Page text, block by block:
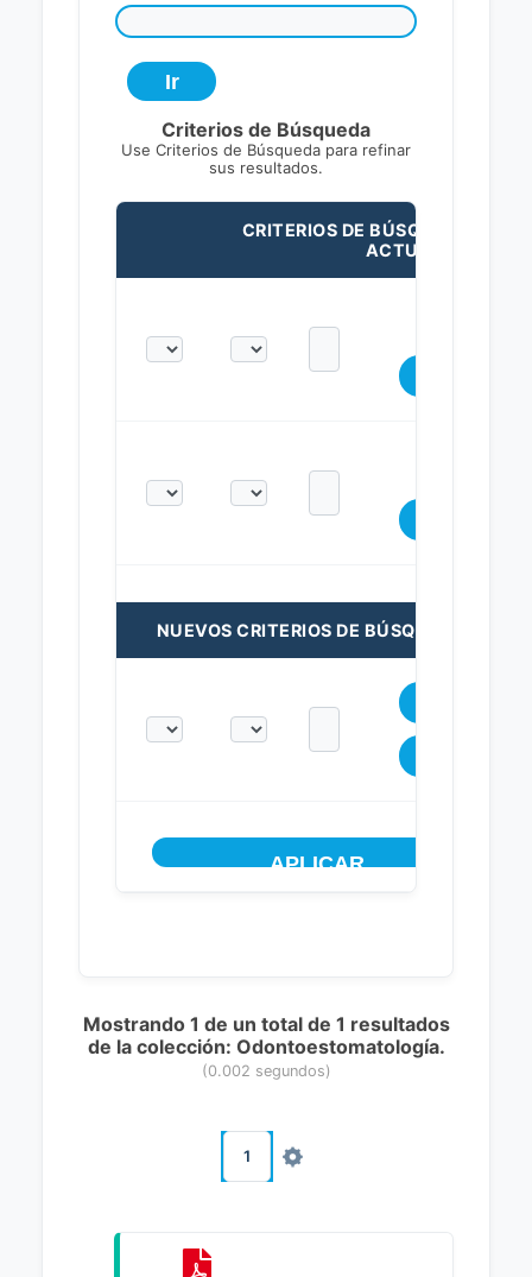
Criterios de Búsqueda
Use Criterios de Búsqueda para refinar
sus resultados.
CRITERIOS DE BÚSQUEDA
ACTUALES:
NUEVOS CRITERIOS DE BÚSQUEDA:
Mostrando 1 de un total de 1 resultados
de la colección: Odontoestomatología.
(0.002 segundos)
1